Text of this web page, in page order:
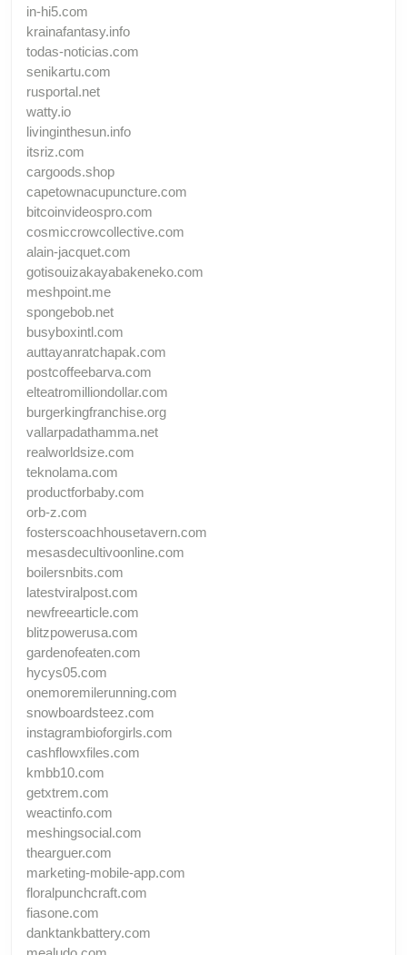
in-hi5.com
krainafantasy.info
todas-noticias.com
senikartu.com
rusportal.net
watty.io
livinginthesun.info
itsriz.com
cargoods.shop
capetownacupuncture.com
bitcoinvideospro.com
cosmiccrowcollective.com
alain-jacquet.com
gotisouizakayabakeneko.com
meshpoint.me
spongebob.net
busyboxintl.com
auttayanratchapak.com
postcoffeebarva.com
elteatromilliondollar.com
burgerkingfranchise.org
vallarpadathamma.net
realworldsize.com
teknolama.com
productforbaby.com
orb-z.com
fosterscoachhousetavern.com
mesasdecultivoonline.com
boilersnbits.com
latestviralpost.com
newfreearticle.com
blitzpowerusa.com
gardenofeaten.com
hycys05.com
onemoremilerunning.com
snowboardsteez.com
instagrambioforgirls.com
cashflowxfiles.com
kmbb10.com
getxtrem.com
weactinfo.com
meshingsocial.com
thearguer.com
marketing-mobile-app.com
floralpunchcraft.com
fiasone.com
danktankbattery.com